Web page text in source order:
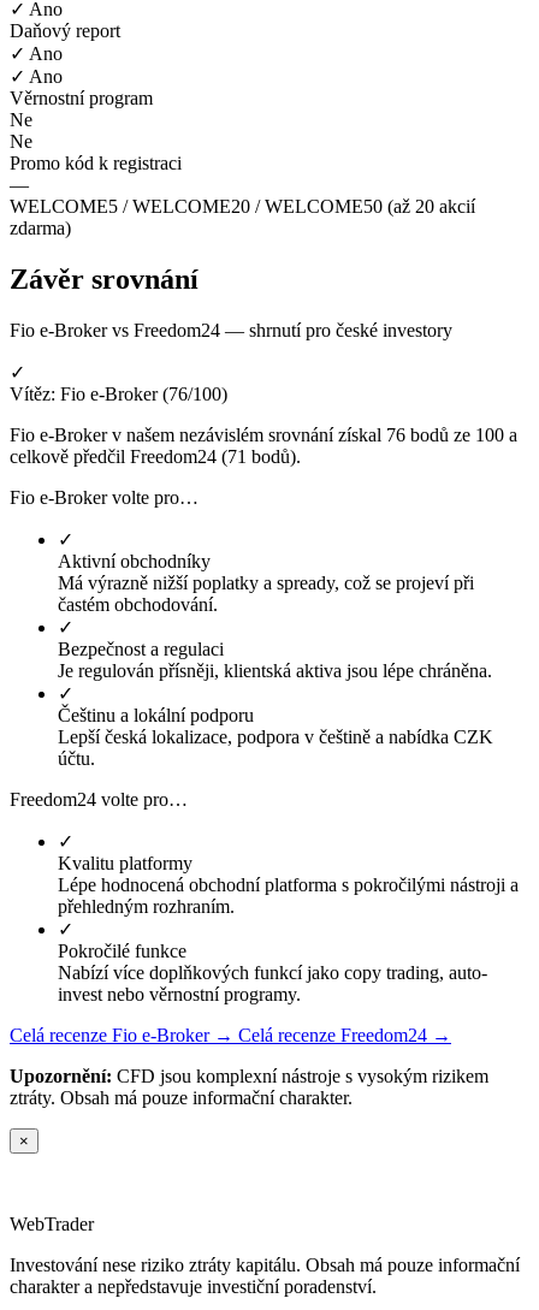
✓ Ano
Daňový report
✓ Ano
✓ Ano
Věrnostní program
Ne
Ne
Promo kód k registraci
—
WELCOME5 / WELCOME20 / WELCOME50 (až 20 akcií
zdarma)
Závěr srovnání
Fio e-Broker vs Freedom24 — shrnutí pro české investory
✓
Vítěz: Fio e-Broker (76/100)
Fio e-Broker v našem nezávislém srovnání získal 76 bodů ze 100 a
celkově předčil Freedom24 (71 bodů).
Fio e-Broker volte pro…
✓
Aktivní obchodníky
Má výrazně nižší poplatky a spready, což se projeví při
častém obchodování.
✓
Bezpečnost a regulaci
Je regulován přísněji, klientská aktiva jsou lépe chráněna.
✓
Češtinu a lokální podporu
Lepší česká lokalizace, podpora v češtině a nabídka CZK
účtu.
Freedom24 volte pro…
✓
Kvalitu platformy
Lépe hodnocená obchodní platforma s pokročilými nástroji a
přehledným rozhraním.
✓
Pokročilé funkce
Nabízí více doplňkových funkcí jako copy trading, auto-
invest nebo věrnostní programy.
Celá recenze Fio e-Broker → Celá recenze Freedom24 →
Upozornění: CFD jsou komplexní nástroje s vysokým rizikem
ztráty. Obsah má pouze informační charakter.
×
WebTrader
Investování nese riziko ztráty kapitálu. Obsah má pouze informační
charakter a nepředstavuje investiční poradenství.